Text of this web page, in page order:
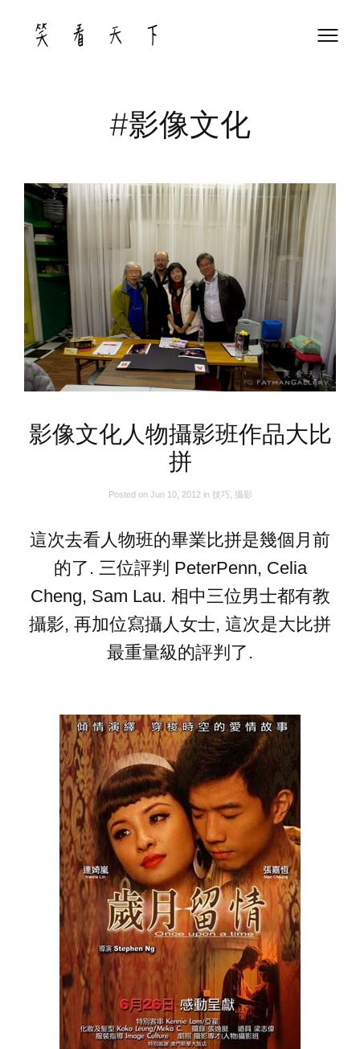
content
#影像文化
影像文化人物攝影班作品大比
拼
Posted on Jun 10, 2012 in 技巧 攝影
這次去看人物班的畢業比拼是幾個月前
的了. 三位評判 PeterPenn, Celia
Cheng, Sam Lau. 相中三位男士都有教
攝影, 再加位寫攝人女士, 這次是大比拼
最重量級的評判了.